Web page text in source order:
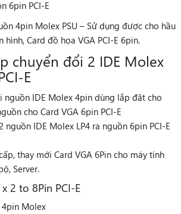
6pin PCI-E
4pin Molex PSU – Sử dụng được cho hầu
hình, Card đồ họa VGA PCI-E 6pin.
chuyển đổi 2 IDE Molex
E
nguồn IDE Molex 4pin dùng lắp đặt cho
cho Card VGA 6pin PCI-E
nguồn IDE Molex LP4 ra nguồn 6pin PCI-E
thay mới Card VGA 6Pin cho máy tính
Server.
2 to 8Pin PCI-E
4pin Molex